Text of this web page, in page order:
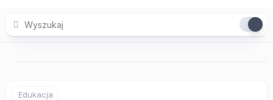
content
Edukacja